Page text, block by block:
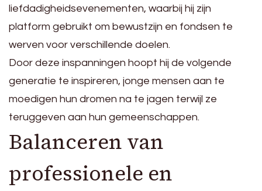
liefdadigheidsevenementen, waarbij hij zijn
platform gebruikt om bewustzijn en fondsen te
werven voor verschillende doelen.
Door deze inspanningen hoopt hij de volgende
generatie te inspireren, jonge mensen aan te
moedigen hun dromen na te jagen terwijl ze
teruggeven aan hun gemeenschappen.
Balanceren van
professionele en